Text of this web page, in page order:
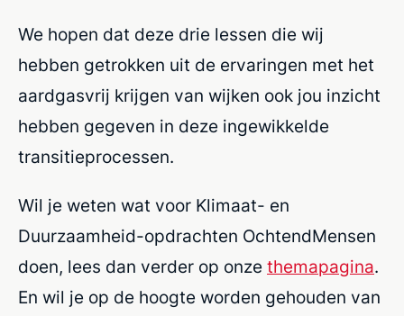
We hopen dat deze drie lessen die wij
hebben getrokken uit de ervaringen met het
aardgasvrij krijgen van wijken ook jou inzicht
hebben gegeven in deze ingewikkelde
transitieprocessen.
Wil je weten wat voor Klimaat- en
Duurzaamheid-opdrachten OchtendMensen
doen, lees dan verder op onze themapagina.
En wil je op de hoogte worden gehouden van